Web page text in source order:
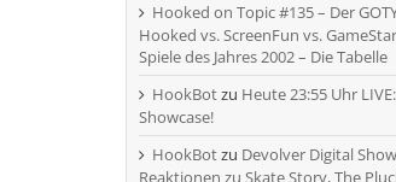
Hooked on Topic #135 – Der
Hooked vs. ScreenFun vs.
Spiele des Jahres 2002 – Die Tabelle
HookBotzu Heute 23:55 Uhr
Showcase!
HookBotzu Devolver Digital
Reaktionen zu Skate Story, The